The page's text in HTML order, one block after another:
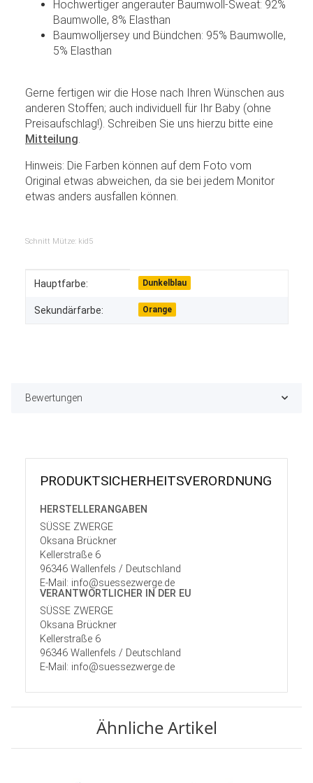
Hochwertiger angerauter Baumwoll-Sweat: 92%
Baumwolle, 8% Elasthan
Baumwolljersey und Bündchen: 95% Baumwolle,
5% Elasthan
Gerne fertigen wir die Hose nach Ihren Wünschen aus
anderen Stoffen; auch individuell für Ihr Baby (ohne
Preisaufschlag!). Schreiben Sie uns hierzu bitte eine
Mitteilung
Hinweis: Die Farben können auf dem Foto vom
Original etwas abweichen, da sie bei jedem Monitor
etwas anders ausfallen können.
Schnitt Mütze: kid5
Produkteigenschaft
Wert
Hauptfarbe: Dunkelblau
Sekundärfarbe: Orange
Bewertungen
PRODUKT­SICHER­HEITS­VER­ORD­NUNG
HERSTELLER­ANGABEN
SÜSSE ZWERGE
Oksana Brückner
Kellerstraße 6
96346 Wallenfels / Deutschland
E-Mail: info@suessezwerge.de
VERANTWORT­LICHER IN DER EU
SÜSSE ZWERGE
Oksana Brückner
Kellerstraße 6
96346 Wallenfels / Deutschland
E-Mail: info@suessezwerge.de
Ähnliche Artikel